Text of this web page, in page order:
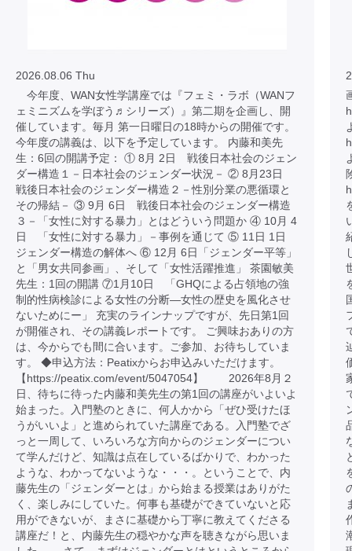
2026.08.06 Thu
今年度、WAN女性学講座では『フェミ・ラボ（WANフ
ェミニズムを学ぼう♬シリーズ）』第二期を企画し、開
催しています。毎月 第一日曜日の18時からの開催です。
今年度の講義は、以下を予定しています。 内藤和美先
生：6回の開講予定： ① 8月 2日 戦後日本社会のジェン
ダー構造１－日本社会のジェンダー状況－ ② 8月23日
戦後日本社会のジェンダー構造２－性別分業の悪循環と
その帰結－ ③ 9月 6日 戦後日本社会のジェンダー構造
３－「女性に対する暴力」とはどういう問題か ④ 10月 4
日 「女性に対する暴力」－事例を通じて ⑤ 11日 1日
ジェンダー構造の解体へ ⑥ 12月 6日「ジェンダー平等」
と「男女共同参画」、そして「女性活躍推進」 茶園敏美
先生：1回の開講 ⑦1月10日 「GHQによる占領地の強
制的性病検診による女性の分断―女性の歴史を風化させ
ないためにー」 充実のラインナップですが、先日第1回
が開催され、その講義レポートです。 ご興味おありの方
は、今からでも間に合います。ご参加、お待ちしていま
す。 ◆申込方法：Peatixからお申込みいただけます。
【https://peatix.com/event/5047054】 2026年8月２
日、待ちに待った内藤和美先生の第1回の講座がいよいよ
始まった。入門塾のときに、何人かから「ぜひ受けたほ
うがいいよ」と進められていた講座である。入門塾でざ
っと一周して、いろいろな方向からのジェンダーについ
て学んだけど、知識は点在しているばかりで、わかった
ような、わかってないような・・・。ということで、内
藤先生の「ジェンダーとは」から始まる授業はありがた
く、楽しみにしていた。何事も基礎ができていないと応
用ができないが、まさに基礎から丁寧に教えてくださる
講座だ！と、内藤先生の穏やかな声を聴きながら思いま